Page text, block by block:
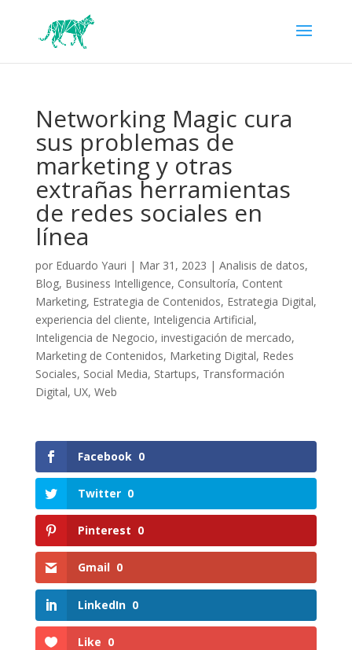
Networking Magic cura
sus problemas de
marketing y otras
extrañas herramientas
de redes sociales en
línea
por Eduardo Yauri | Mar 31, 2023 | Analisis de datos,
Blog, Business Intelligence, Consultoría, Content
Marketing, Estrategia de Contenidos, Estrategia Digital,
experiencia del cliente, Inteligencia Artificial,
Inteligencia de Negocio, investigación de mercado,
Marketing de Contenidos, Marketing Digital, Redes
Sociales, Social Media, Startups, Transformación
Digital, UX, Web
Facebook 0
Twitter 0
Pinterest 0
Gmail 0
LinkedIn 0
Like 0